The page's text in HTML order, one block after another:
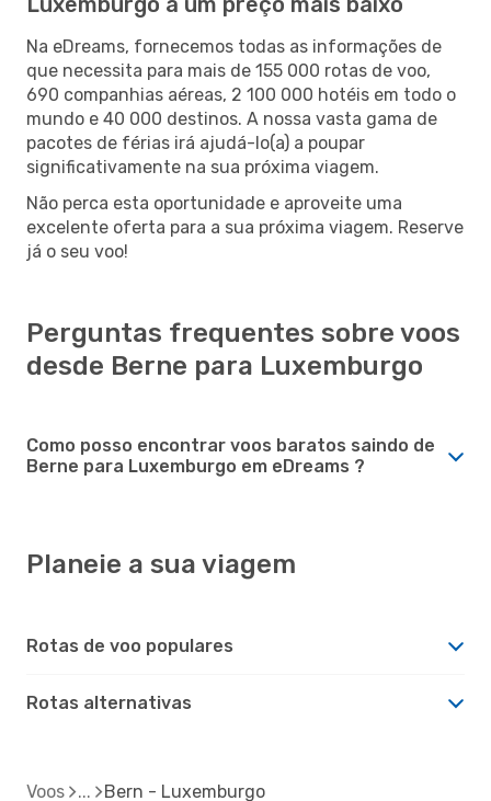
Na eDreams, fornecemos todas as informações de
que necessita para mais de 155 000 rotas de voo,
690 companhias aéreas, 2 100 000 hotéis em todo o
mundo e 40 000 destinos. A nossa vasta gama de
pacotes de férias irá ajudá-lo(a) a poupar
significativamente na sua próxima viagem.
Não perca esta oportunidade e aproveite uma
excelente oferta para a sua próxima viagem. Reserve
já o seu voo!
Perguntas frequentes sobre voos
desde Berne para Luxemburgo
Como posso encontrar voos baratos saindo de
Berne para Luxemburgo em eDreams ?
Planeie a sua viagem
Rotas de voo populares
Rotas alternativas
Voos Bern - Luxemburgo